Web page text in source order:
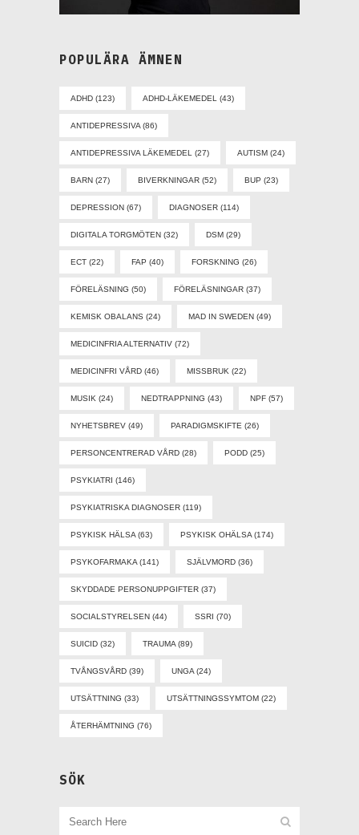
POPULÄRA ÄMNEN
ADHD (123) ADHD-LÄKEMEDEL (43)
ANTIDEPRESSIVA (86)
ANTIDEPRESSIVA LÄKEMEDEL (27) AUTISM (24)
BARN (27) BIVERKNINGAR (52) BUP (23)
DEPRESSION (67) DIAGNOSER (114)
DIGITALA TORGMÖTEN (32) DSM (29)
ECT (22) FAP (40) FORSKNING (26)
FÖRELÄSNING (50) FÖRELÄSNINGAR (37)
KEMISK OBALANS (24) MAD IN SWEDEN (49)
MEDICINFRIA ALTERNATIV (72)
MEDICINFRI VÅRD (46) MISSBRUK (22)
MUSIK (24) NEDTRAPPNING (43) NPF (57)
NYHETSBREV (49) PARADIGMSKIFTE (26)
PERSONCENTRERAD VÅRD (28) PODD (25)
PSYKIATRI (146)
PSYKIATRISKA DIAGNOSER (119)
PSYKISK HÄLSA (63) PSYKISK OHÄLSA (174)
PSYKOFARMAKA (141) SJÄLVMORD (36)
SKYDDADE PERSONUPPGIFTER (37)
SOCIALSTYRELSEN (44) SSRI (70)
SUICID (32) TRAUMA (89)
TVÅNGSVÅRD (39) UNGA (24)
UTSÄTTNING (33) UTSÄTTNINGSSYMTOM (22)
ÅTERHÄMTNING (76)
SÖK